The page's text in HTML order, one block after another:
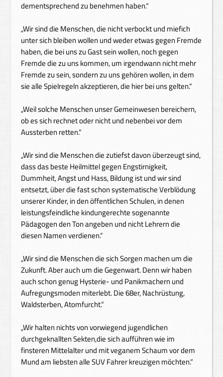
dementsprechend zu benehmen haben.“
„Wir sind die Menschen, die nicht verbockt und miefich
unter sich bleiben wollen und weder etwas gegen Fremde
haben, die bei uns zu Gast sein wollen, noch gegen
Fremde die zu uns kommen, um irgendwann nicht mehr
Fremde zu sein, sondern zu uns gehören wollen, in dem
sie alle Spielregeln akzeptieren, die hier bei uns gelten.“
„Weil solche Menschen unser Gemeinwesen bereichern,
ob es sich rechnet oder nicht und nebenbei vor dem
Aussterben retten.“
„Wir sind die Menschen die zutiefst davon überzeugt sind,
dass das beste Heilmittel gegen Engstirnigkeit,
Dummheit, Angst und Hass, Bildung ist und wir sind
entsetzt, über die fast schon systematische Verblödung
unserer Kinder, in den öffentlichen Schulen, in denen
leistungsfeindliche kindungerechte sogenannte
Pädagogen den Ton angeben und nicht Lehrern die
diesen Namen verdienen.“
„Wir sind die Menschen die sich Sorgen machen um die
Zukunft. Aber auch um die Gegenwart. Denn wir haben
auch schon genug Hysterie- und Panikmachern und
Aufregungsmoden miterlebt. Die 68er, Nachrüstung,
Waldsterben, Atomfurcht.“
„Wir halten nichts von vorwiegend jugendlichen
durchgeknallten Sekten,die sich aufführen wie im
finsteren Mittelalter und mit veganem Schaum vor dem
Mund am liebsten alle SUV Fahrer kreuzigen möchten.“